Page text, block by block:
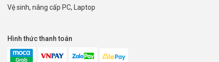
Vệ sinh, nâng cấp PC, Laptop
Hình thức thanh toán